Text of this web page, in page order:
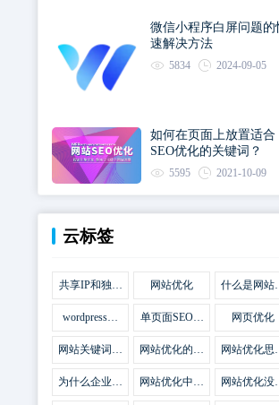
微信小程序白屏问题的
速解决方法
5834 2024-09-05
如何在页面上放置适合
SEO优化的关键词？
5595 2021-10-09
云标签
共享IP和独立
网站优化
什么是网站
wordpress网
集插件
单页面SEO网
网页优化
网站关键词优
么
网站优化的误
网站优化思
要
为什么企业网
网站优化中关
网站优化没